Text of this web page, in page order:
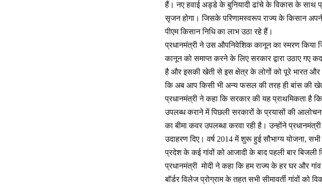
हैं। नए हवाई अड्डे के बुनियादी ढांचे के विकास के साथ
सृजन होगा। जिसके परिणामस्वरूप राज्य के किसान
पीएम किसान निधि का लाभ उठा रहे हैं।
प्रधानमंत्री ने उस औपनिवेशिक कानून का स्मरण किया
कानून को समाप्त करने के लिए सरकार द्वारा उठाए गए
है और इसकी खेती से इस क्षेत्र के लोगों को पूरे भारत और
कि अब आप किसी भी अन्य फसल की तरह ही बांस की
प्रधानमंत्री ने कहा कि सरकार की यह प्राथमिकता है कि
उपलब्ध कराने में पिछली सरकारों के प्रयासों की
का बीमा कवर उपलब्धा करवा रही है। उन्होंने
उदाहरण दिए। वर्ष 2014 में शुरू हुई सौभाग्य योजना,
प्रदेश के कई गांवों को आजादी के बाद पहली बार बिजली
प्रधानमंत्री मोदी ने कहा कि हम राज्य के हर घर और
बॉर्डर विलेज प्रोग्राम के तहत सभी सीमावर्ती गांवों को